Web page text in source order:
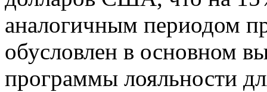
аналогичным периодом
обусловлен в основном
программы лояльности